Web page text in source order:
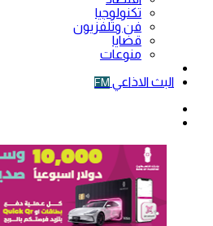
تكنولوجيا
فن وتلفزيون
قضايا
منوعات
البث الاذاعي FM